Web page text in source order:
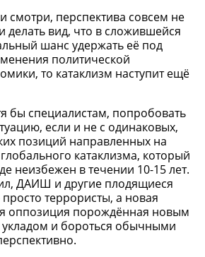
смотри, перспектива совсем не
делать вид, что в сложившейся
шанс удержать её под
политической
то катаклизм наступит ещё
бы специалистам, попробовать
если и не с одинаковых,
позиций направленных на
катаклизма, который
неизбежен в течении 10-15 лет.
ДАИШ и другие плодящиеся
террористы, а новая
оппозиция порождённая новым
укладом и бороться обычными